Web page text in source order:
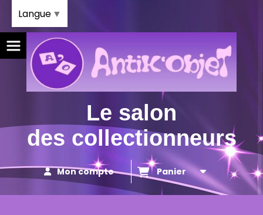
Le salon
des collectionneurs
Mon compte Panier
Langue ▼